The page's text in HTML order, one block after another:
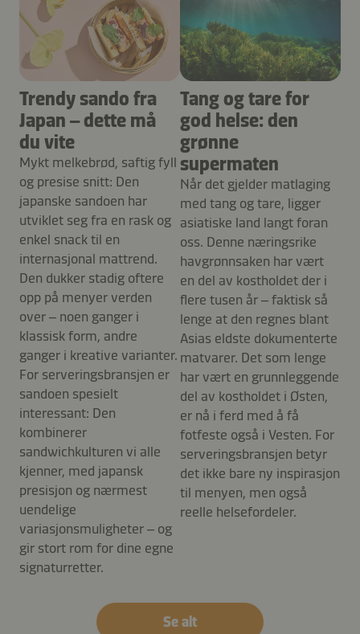
Trendy sando fra
Japan – dette må
du vite
Mykt melkebrød, saftig fyll
og presise snitt: Den
japanske sandoen har
utviklet seg fra en rask og
enkel snack til en
internasjonal mattrend.
Den dukker stadig oftere
opp på menyer verden
over – noen ganger i
klassisk form, andre
ganger i kreative varianter.
For serveringsbransjen er
sandoen spesielt
interessant: Den
kombinerer
sandwichkulturen vi alle
kjenner, med japansk
presisjon og nærmest
uendelige
variasjonsmuligheter – og
gir stort rom for dine egne
signaturretter.
Tang og tare for
god helse: den
grønne
supermaten
Når det gjelder matlaging
med tang og tare, ligger
asiatiske land langt foran
oss. Denne næringsrike
havgrønnsaken har vært
en del av kostholdet der i
flere tusen år – faktisk så
lenge at den regnes blant
Asias eldste dokumenterte
matvarer. Det som lenge
har vært en grunnleggende
del av kostholdet i Østen,
er nå i ferd med å få
fotfeste også i Vesten. For
serveringsbransjen betyr
det ikke bare ny inspirasjon
til menyen, men også
reelle helsefordeler.
Se alt